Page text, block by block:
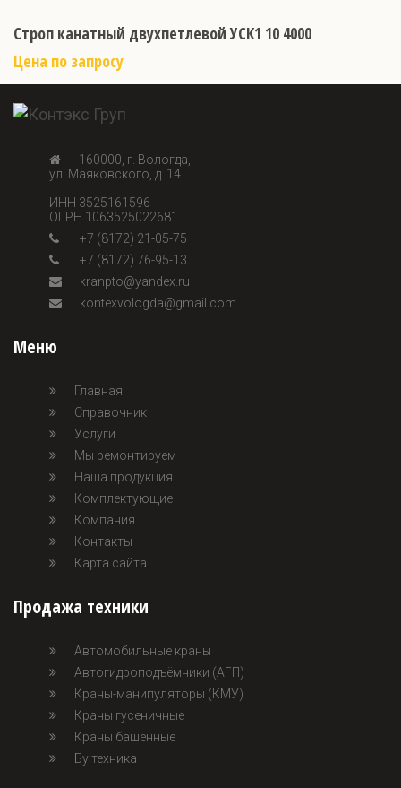
Строп канатный двухпетлевой УСК1 10 4000
Цена по запросу
160000, г. Вологда,
ул. Маяковского, д. 14
ИНН 3525161596
ОГРН 1063525022681
+7 (8172) 21-05-75
+7 (8172) 76-95-13
kranpto@yandex.ru
kontexvologda@gmail.com
Меню
Главная
Справочник
Услуги
Мы ремонтируем
Наша продукция
Комплектующие
Компания
Контакты
Карта сайта
Продажа техники
Автомобильные краны
Автогидроподъёмники (АГП)
Краны-манипуляторы (КМУ)
Краны гусеничные
Краны башенные
Бу техника